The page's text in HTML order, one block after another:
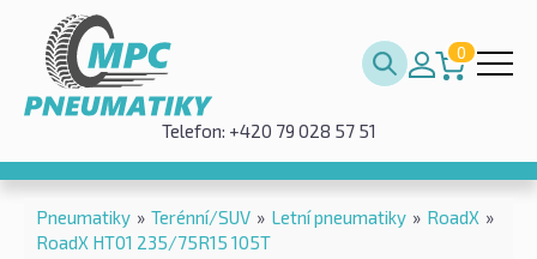
0
Telefon: +420 79 028 57 51
Pneumatiky » Terénní/SUV » Letní pneumatiky » RoadX »
RoadX HT01 235/75R15 105T